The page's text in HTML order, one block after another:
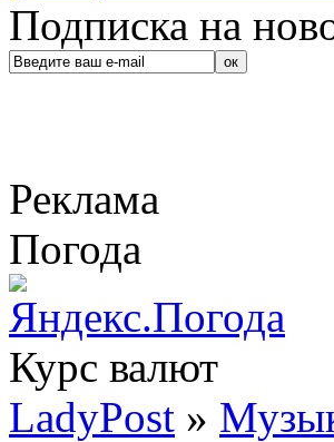
Подписка на
Реклама
Погода
Курс валют
LadyPost »